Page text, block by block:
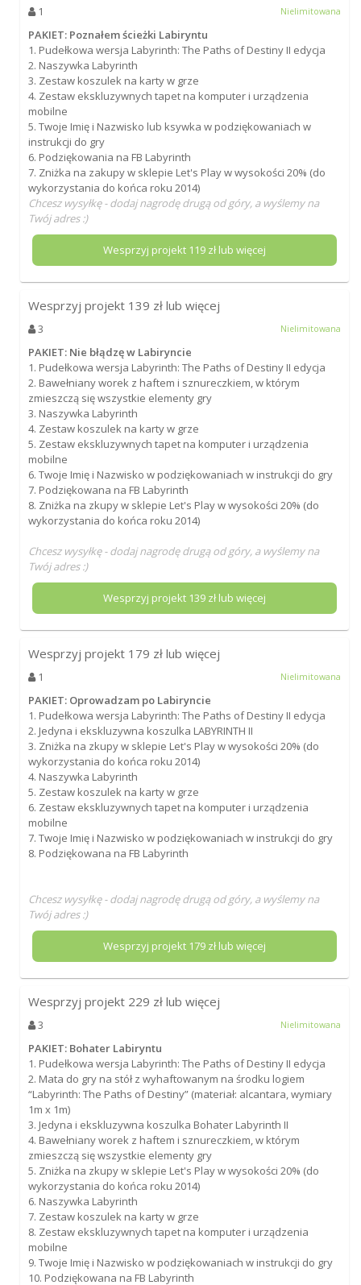
1 Nielimitowana
PAKIET: Poznałem ścieżki Labiryntu
1. Pudełkowa wersja Labyrinth: The Paths of Destiny II edycja
2. Naszywka Labyrinth
3. Zestaw koszulek na karty w grze
4. Zestaw ekskluzywnych tapet na komputer i urządzenia
mobilne
5. Twoje Imię i Nazwisko lub ksywka w podziękowaniach w
instrukcji do gry
6. Podziękowania na FB Labyrinth
7. Zniżka na zakupy w sklepie Let's Play w wysokości 20% (do
wykorzystania do końca roku 2014)
Chcesz wysyłkę - dodaj nagrodę drugą od góry, a wyślemy na
Twój adres :)
Wesprzyj projekt 119zł lub więcej
Wesprzyj projekt 139 zł lub więcej
3 Nielimitowana
PAKIET: Nie błądzę w Labiryncie
1. Pudełkowa wersja Labyrinth: The Paths of Destiny II edycja
2. Bawełniany worek z haftem i sznureczkiem, w którym
zmieszczą się wszystkie elementy gry
3. Naszywka Labyrinth
4. Zestaw koszulek na karty w grze
5. Zestaw ekskluzywnych tapet na komputer i urządzenia
mobilne
6. Twoje Imię i Nazwisko w podziękowaniach w instrukcji do gry
7. Podziękowana na FB Labyrinth
8. Zniżka na zkupy w sklepie Let's Play w wysokości 20% (do
wykorzystania do końca roku 2014)
Chcesz wysyłkę - dodaj nagrodę drugą od góry, a wyślemy na
Twój adres :)
Wesprzyj projekt 139zł lub więcej
Wesprzyj projekt 179 zł lub więcej
1 Nielimitowana
PAKIET: Oprowadzam po Labiryncie
1. Pudełkowa wersja Labyrinth: The Paths of Destiny II edycja
2. Jedyna i ekskluzywna koszulka LABYRINTH II
3. Zniżka na zkupy w sklepie Let's Play w wysokości 20% (do
wykorzystania do końca roku 2014)
4. Naszywka Labyrinth
5. Zestaw koszulek na karty w grze
6. Zestaw ekskluzywnych tapet na komputer i urządzenia
mobilne
7. Twoje Imię i Nazwisko w podziękowaniach w instrukcji do gry
8. Podziękowana na FB Labyrinth
Chcesz wysyłkę - dodaj nagrodę drugą od góry, a wyślemy na
Twój adres :)
Wesprzyj projekt 179zł lub więcej
Wesprzyj projekt 229 zł lub więcej
3 Nielimitowana
PAKIET: Bohater Labiryntu
1. Pudełkowa wersja Labyrinth: The Paths of Destiny II edycja
2. Mata do gry na stół z wyhaftowanym na środku logiem
“Labyrinth: The Paths of Destiny” (materiał: alcantara, wymiary
1m x 1m)
3. Jedyna i ekskluzywna koszulka Bohater Labyrinth II
4. Bawełniany worek z haftem i sznureczkiem, w którym
zmieszczą się wszystkie elementy gry
5. Zniżka na zkupy w sklepie Let's Play w wysokości 20% (do
wykorzystania do końca roku 2014)
6. Naszywka Labyrinth
7. Zestaw koszulek na karty w grze
8. Zestaw ekskluzywnych tapet na komputer i urządzenia
mobilne
9. Twoje Imię i Nazwisko w podziękowaniach w instrukcji do gry
10. Podziękowana na FB Labyrinth